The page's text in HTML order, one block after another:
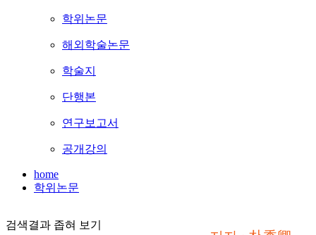
학위논문
해외학술논문
학술지
단행본
연구보고서
공개강의
home
학위논문
검색결과 좁혀 보기